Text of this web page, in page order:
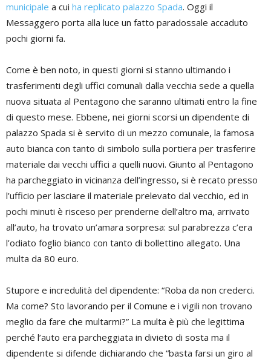
municipale a cui ha replicato palazzo Spada. Oggi il
Messaggero porta alla luce un fatto paradossale accaduto
pochi giorni fa.
Come è ben noto, in questi giorni si stanno ultimando i
trasferimenti degli uffici comunali dalla vecchia sede a quella
nuova situata al Pentagono che saranno ultimati entro la fine
di questo mese. Ebbene, nei giorni scorsi un dipendente di
palazzo Spada si è servito di un mezzo comunale, la famosa
auto bianca con tanto di simbolo sulla portiera per trasferire
materiale dai vecchi uffici a quelli nuovi. Giunto al Pentagono
ha parcheggiato in vicinanza dell’ingresso, si è recato presso
l’ufficio per lasciare il materiale prelevato dal vecchio, ed in
pochi minuti è risceso per prenderne dell’altro ma, arrivato
all’auto, ha trovato un’amara sorpresa: sul parabrezza c’era
l’odiato foglio bianco con tanto di bollettino allegato. Una
multa da 80 euro.
Stupore e incredulità del dipendente: “Roba da non crederci.
Ma come? Sto lavorando per il Comune e i vigili non trovano
meglio da fare che multarmi?” La multa è più che legittima
perché l’auto era parcheggiata in divieto di sosta ma il
dipendente si difende dichiarando che “basta farsi un giro al